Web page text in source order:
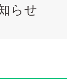
らせ